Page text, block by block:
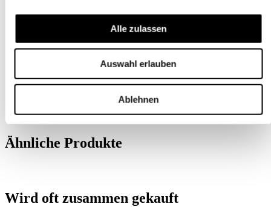
Alle zulassen
Auswahl erlauben
Ablehnen
Pflegehinweise
Ähnliche Produkte
Wird oft zusammen gekauft